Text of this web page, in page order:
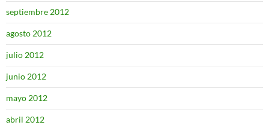
septiembre 2012
agosto 2012
julio 2012
junio 2012
mayo 2012
abril 2012